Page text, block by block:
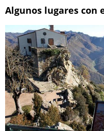
Algunos lugares con